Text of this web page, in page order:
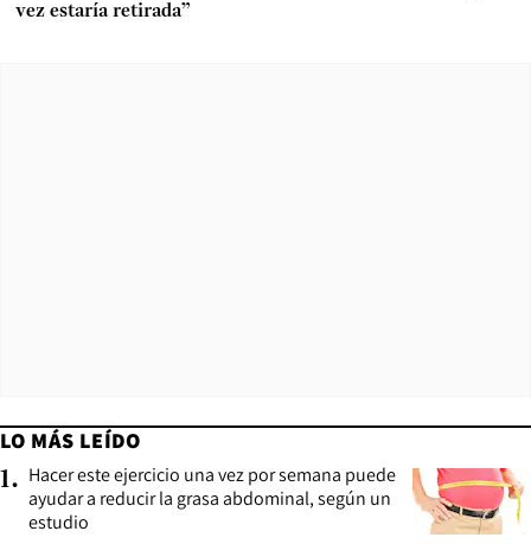
vez estaría retirada”
LO MÁS LEÍDO
1. Hacer este ejercicio una vez por semana puede
ayudar a reducir la grasa abdominal, según un
estudio